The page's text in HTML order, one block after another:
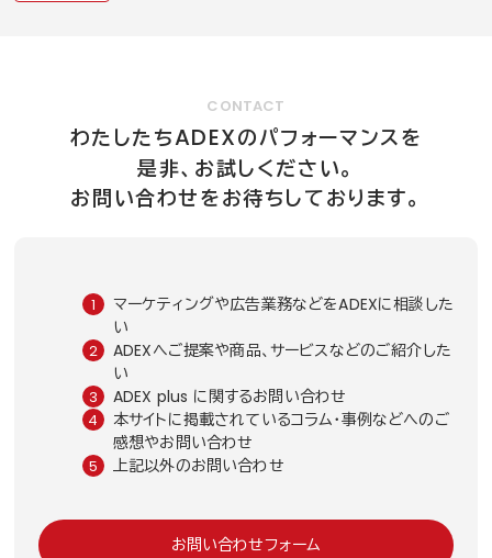
CONTACT
わたしたちADEXのパフォーマンスを
是非、お試しください。
お問い合わせをお待ちしております。
マーケティングや広告業務などをADEXに相談した
い
ADEXへご提案や商品、サービスなどのご紹介した
い
ADEX plus に関するお問い合わせ
本サイトに掲載されているコラム・事例などへのご
感想やお問い合わせ
上記以外のお問い合わせ
お問い合わせフォーム